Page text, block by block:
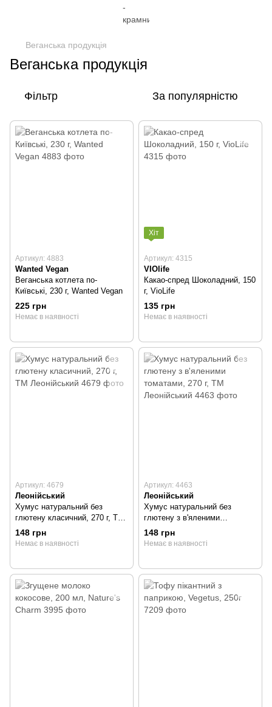
Веганська продукція
Веганська продукція
Фільтр За популярністю
Артикул: 4883
Wanted Vegan
Веганська котлета по-
Київські, 230 г, Wanted Vegan
225 грн
Немає в наявності
Хіт
Артикул: 4315
VIOlife
Какао-спред Шоколадний, 150
г, VioLife
135 грн
Немає в наявності
Артикул: 4679
Леонійський
Хумус натуральний без
глютену класичний, 270 г, ТМ
Леонійський
148 грн
Немає в наявності
Артикул: 4463
Леонійський
Хумус натуральний без
глютену з в'яленими
томатами, 270 г, ТМ
Леонійський
148 грн
Немає в наявності